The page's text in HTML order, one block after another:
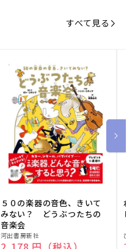
すべて見る
５０の楽器の音色、きいて
みない？ どうぶつたちの
音楽会
販
河出書房新社
ね
販ひ